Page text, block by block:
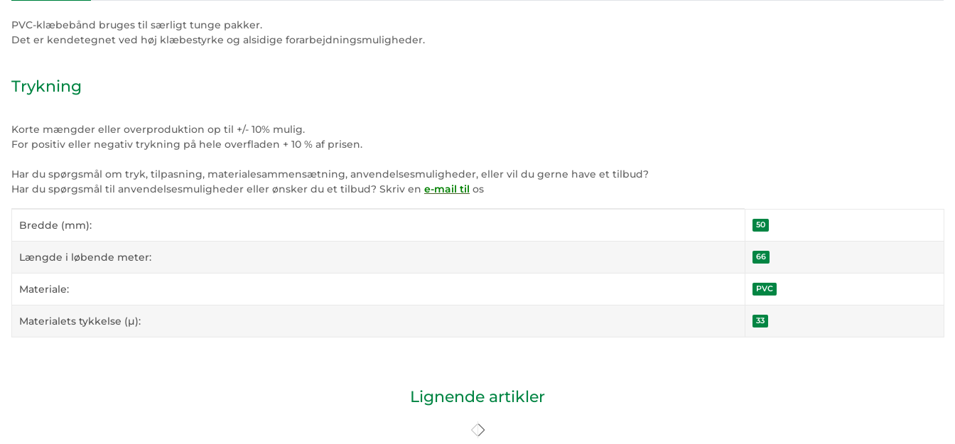
PVC-klæbebånd bruges til særligt tunge pakker.
Det er kendetegnet ved høj klæbestyrke og alsidige forarbejdningsmuligheder.
Trykning
Korte mængder eller overproduktion op til +/- 10% mulig.
For positiv eller negativ trykning på hele overfladen + 10 % af prisen.
Har du spørgsmål om tryk, tilpasning, materialesammensætning, anvendelsesmuligheder, eller vil du gerne have et tilbud?
Har du spørgsmål til anvendelsesmuligheder eller ønsker du et tilbud? Skriv en e-mail til os
#productDetails.itemInformation#
#productDetails.itemValue#
Bredde (mm): 50
Længde i løbende meter: 66
Materiale: PVC
Materialets tykkelse (µ): 33
Lignende artikler